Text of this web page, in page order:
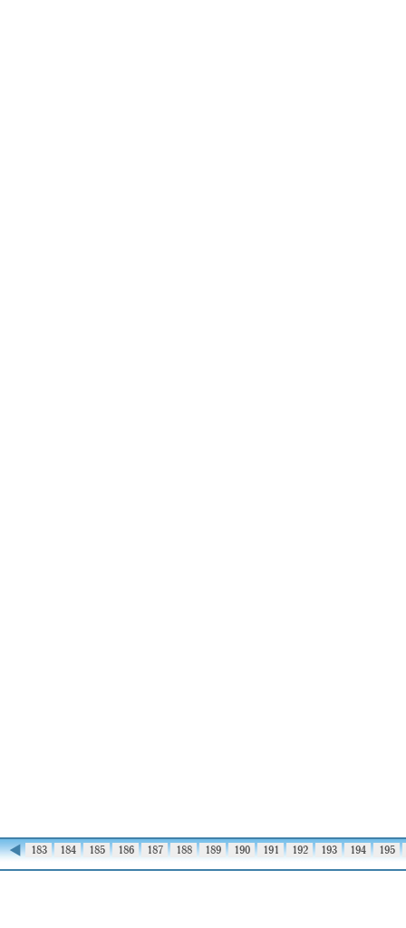
◀
182 183 184 185 186 187 188 189 190 191 192 193 194 195